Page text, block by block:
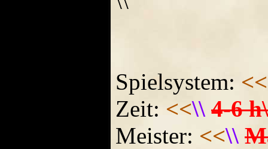
Spielsystem: <<
Zeit: <<\\ 4-6
Meister: <<\\